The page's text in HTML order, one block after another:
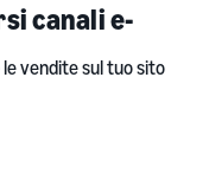
canali e-
vendite sul tuo sito